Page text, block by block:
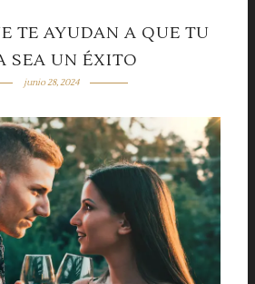
TE AYUDAN A QUE TU
SEA UN ÉXITO
junio 28, 2024